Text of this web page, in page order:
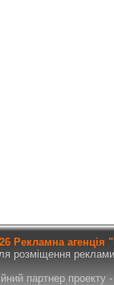
Рекламна
розміщення
партнер проекту